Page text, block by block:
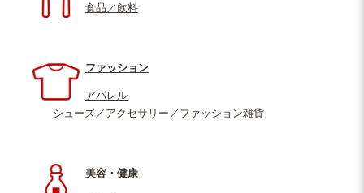
食品／飲料
ファッション
アパレル
シューズ／アクセサリー／ファッション雑貨
美容・健康